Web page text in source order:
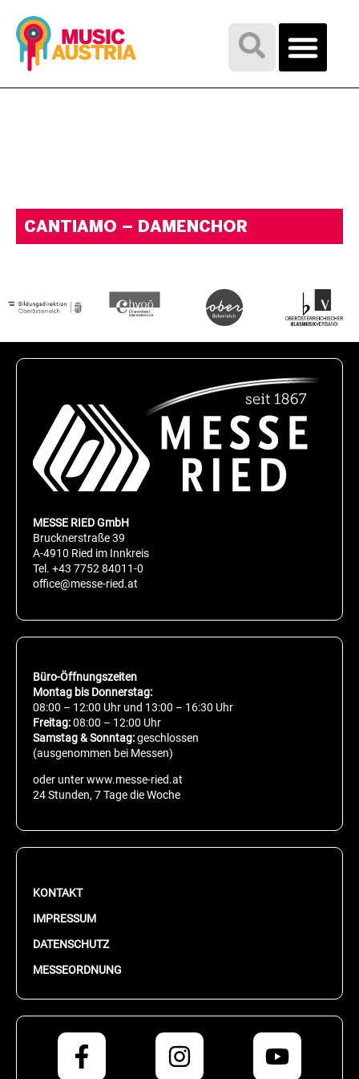
CANTIAMO – DAMENCHOR
MESSE RIED GmbH
Brucknerstraße 39
A-4910 Ried im Innkreis
Tel. +43 7752 84011-0
office@messe-ried.at
Büro-Öffnungszeiten
Montag bis Donnerstag:
08:00 – 12:00 Uhr und 13:00 – 16:30 Uhr
Freitag:08:00 – 12:00 Uhr
Samstag & Sonntag:geschlossen
(ausgenommen bei Messen)
oder unter www.messe-ried.at
24 Stunden, 7 Tage die Woche
KONTAKT
IMPRESSUM
DATENSCHUTZ
MESSEORDNUNG